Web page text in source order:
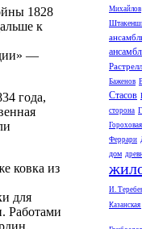
1828
к
—
года,
ковка из
для
Работами
Михайлов
Баженов
Стасов
сторона
Феррари
дом
И.